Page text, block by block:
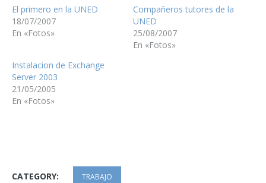
El primero en la UNED
18/07/2007
En «Fotos»
Compañeros tutores de la
UNED
25/08/2007
En «Fotos»
Instalacion de Exchange
Server 2003
21/05/2005
En «Fotos»
CATEGORY: TRABAJO